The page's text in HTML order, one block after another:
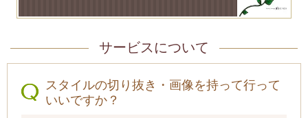
サービスについて
スタイルの切り抜き・画像を持って行って
いいですか？